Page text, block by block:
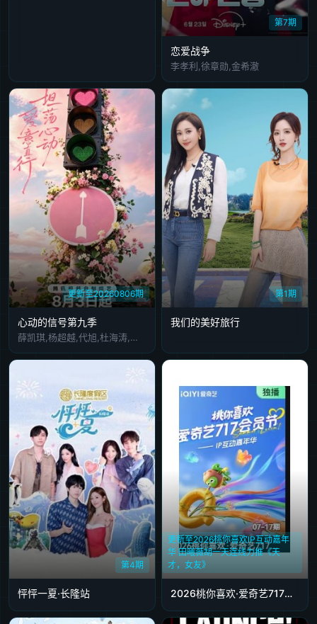
第7期
恋爱战争
李孝利,徐章勋,金希澈
更新至20260806期
心动的信号第九季
薛凯琪,杨超越,代旭,杜海涛,张纯烨
第1期
我们的美好旅行
第4期
怦怦一夏·长隆站
更新至2026桃你喜欢IP互动嘉年
华 田曦薇胡一天连线力推《天
才，女友》
2026桃你喜欢·爱奇艺717会员节——IP互动嘉年华